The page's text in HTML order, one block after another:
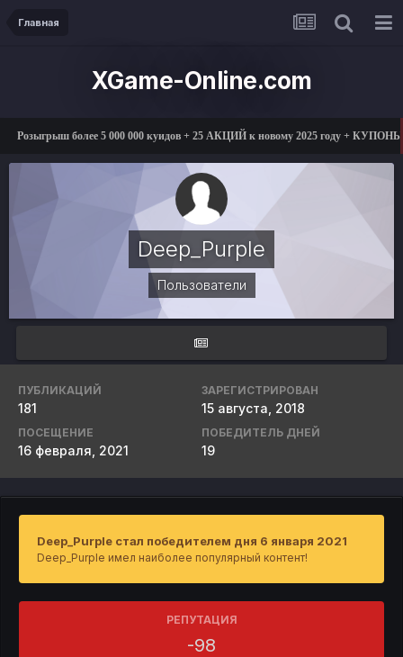
Главная
XGame-Online.com
более 5 000 000 куидов + 25 АКЦИЙ к новому 2025 году + КУПОНЫ
Deep_Purple
Пользователи
ПУБЛИКАЦИЙ
181
ЗАРЕГИСТРИРОВАН
15 августа, 2018
ПОСЕЩЕНИЕ
16 февраля, 2021
ПОБЕДИТЕЛЬ ДНЕЙ
19
Deep_Purple стал победителем дня 6 января 2021
Deep_Purple имел наиболее популярный контент!
РЕПУТАЦИЯ
-98